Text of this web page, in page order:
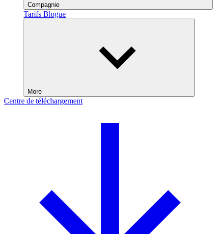
Compagnie
Tarifs Blogue
More
Centre de téléchargement